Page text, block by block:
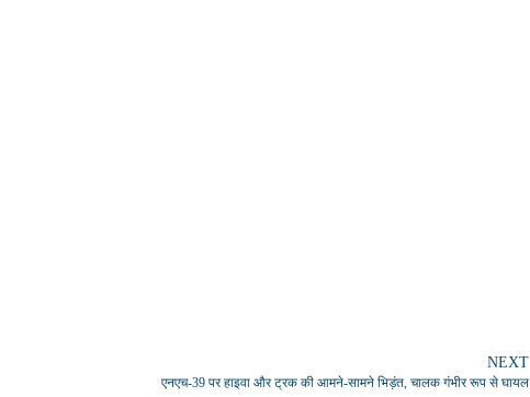
NEXT
एनएच-39 पर हाइवा और ट्रक की आमने-सामने भिड़ंत, चालक गंभीर रूप से घायल